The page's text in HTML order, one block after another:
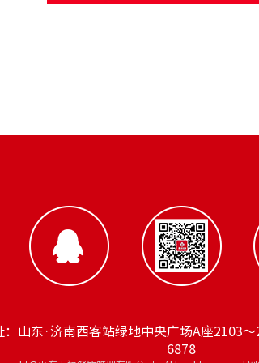
：山东·济南西客站绿地中央广场A座2103
6878